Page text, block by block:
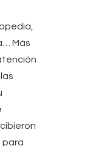
Más
para